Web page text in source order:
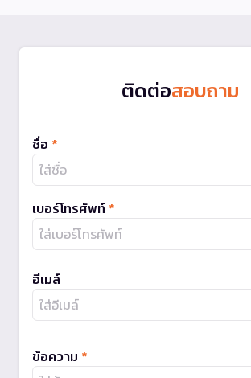
ติดต่อสอบถาม
ชื่อ *
เบอร์โทรศัพท์ *
อีเมล์
ข้อความ *